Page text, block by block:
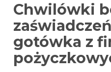
Chwilówki
gotówka z